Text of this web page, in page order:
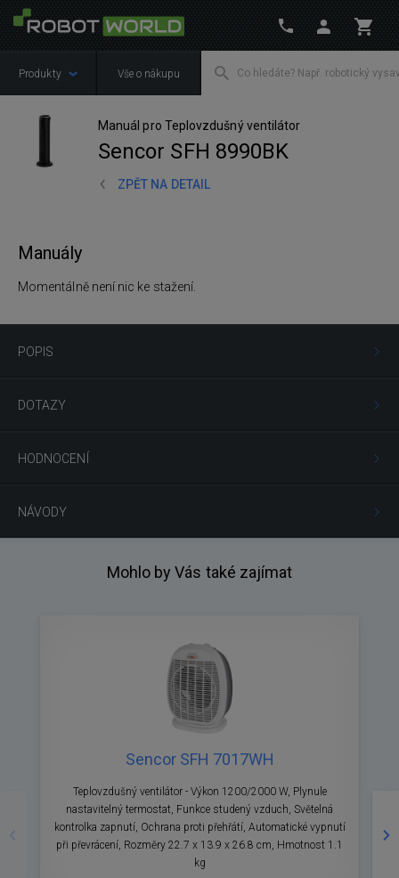
Produkty Vše o nákupu
Manuál pro Teplovzdušný ventilátor
Sencor SFH 8990BK
ZPĚT NA DETAIL
POPIS
DOTAZY
HODNOCENÍ
NÁVODY
Manuály
Momentálně není nic ke stažení.
Mohlo by Vás také zajímat
Sencor SFH 7017WH
Teplovzdušný ventilátor - Výkon 1200/2000 W, Plynule
nastavitelný termostat, Funkce studený vzduch, Světelná
kontrolka zapnutí, Ochrana proti přehřátí, Automatické vypnutí
při převrácení, Rozměry 22.7 x 13.9 x 26.8 cm, Hmotnost 1.1
kg